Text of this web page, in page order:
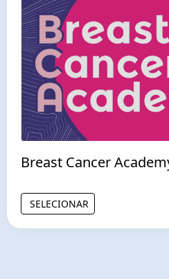
Breast Cancer
SELECIONAR